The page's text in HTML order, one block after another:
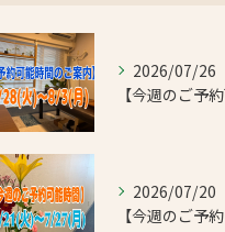
2026/07/26
2026/07/20